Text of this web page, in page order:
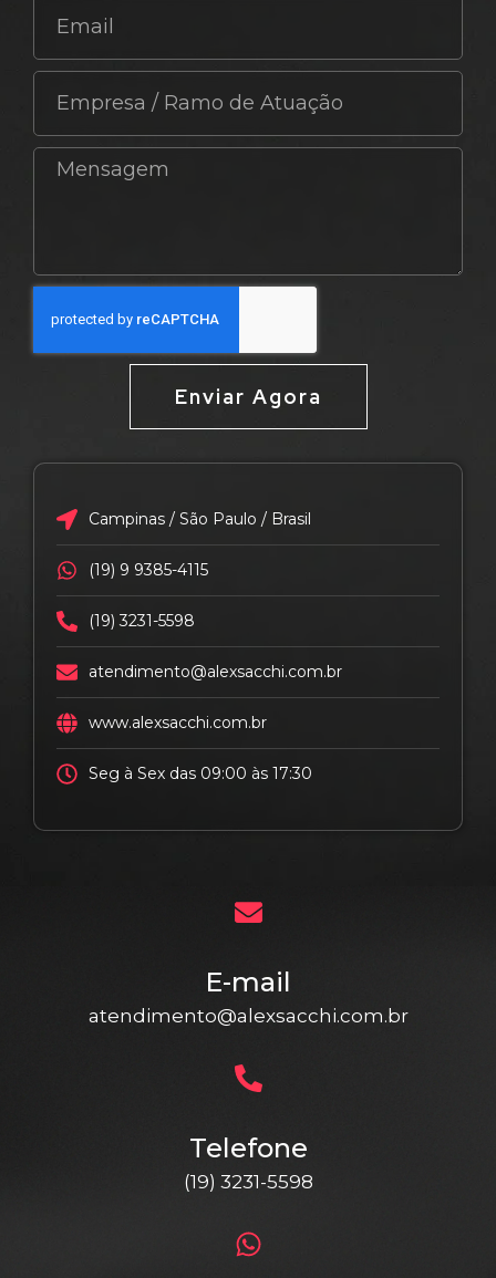
Enviar Agora
Campinas / São Paulo / Brasil
(19) 9 9385-4115
(19) 3231-5598
atendimento@alexsacchi.com.br
www.alexsacchi.com.br
Seg à Sex das 09:00 às 17:30
E-mail
atendimento@alexsacchi.com.br
Telefone
(19) 3231-5598